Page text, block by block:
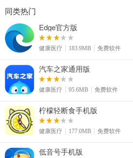
同类热门
Edge官方版
健康医疗 183.9MB 免费软件
汽车之家通用版
健康医疗 95.6MB 免费软件
柠檬轻断食手机版
健康医疗 177.0MB 免费软件
低音号手机版